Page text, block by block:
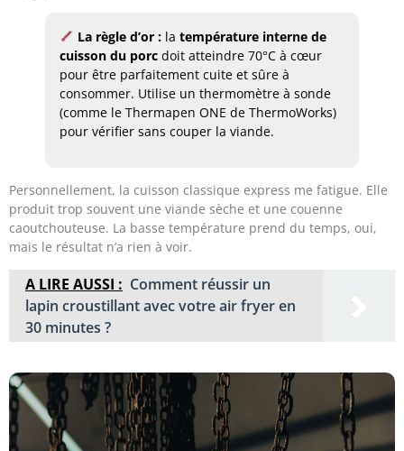
La règle d’or :la température interne de
cuisson du porc doit atteindre 70°C à cœur
pour être parfaitement cuite et sûre à
consommer. Utilise un thermomètre à sonde
(comme le Thermapen ONE de ThermoWorks)
pour vérifier sans couper la viande.
Personnellement, la cuisson classique express me fatigue. Elle
produit trop souvent une viande sèche et une couenne
caoutchouteuse. La basse température prend du temps, oui,
mais le résultat n’a rien à voir.
A LIRE AUSSI : Comment réussir un
lapin croustillant avec votre air fryer en
30 minutes ?